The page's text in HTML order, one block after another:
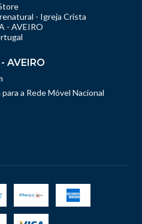
- Igreja Crista
- AVEIRO
AVEIRO
a Rede Móvel Nacional